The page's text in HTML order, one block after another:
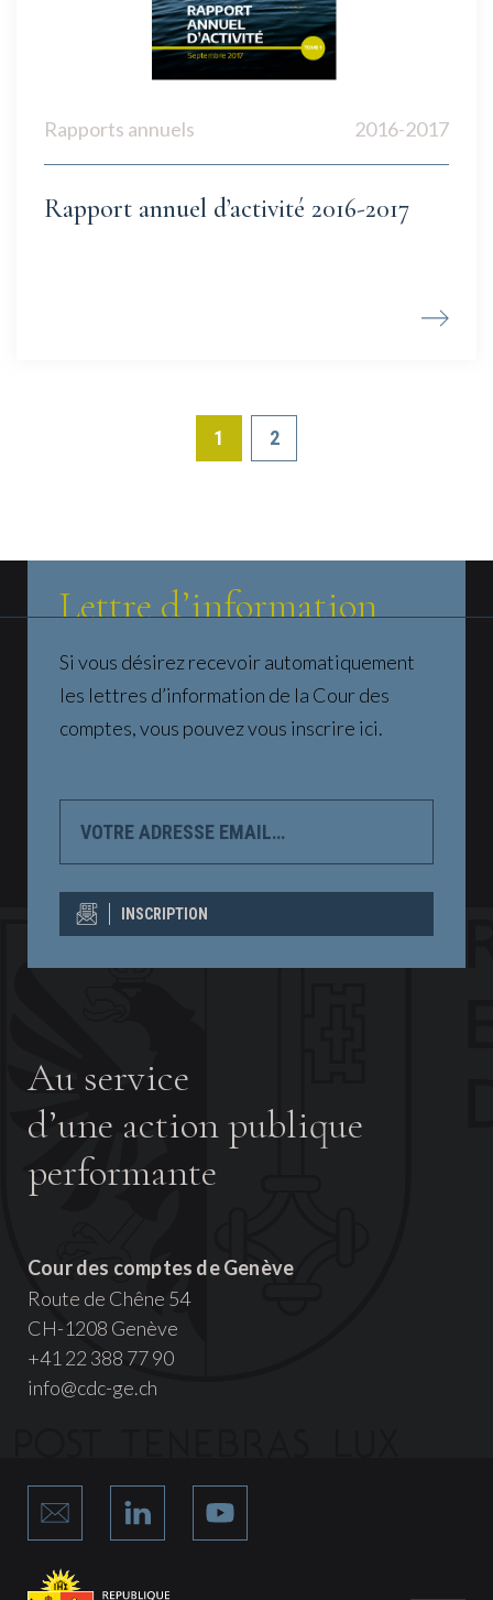
Rapports annuels 2016-2017
Rapport annuel d’activité 2016-2017
1 2
Lettre d’information
Si vous désirez recevoir automatiquement
les lettres d’information de la Cour des
comptes, vous pouvez vous inscrire ici.
ADRESSE
INSCRIPTION
Au service
d’une action publique
performante
Cour des comptes de Genève
Route de Chêne 54
CH-1208 Genève
+41 22 388 77 90
info@cdc-ge.ch